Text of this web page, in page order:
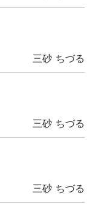
三砂 ちづる
三砂 ちづる
三砂 ちづる